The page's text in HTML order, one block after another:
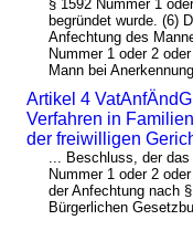
§ 1592 Nummer 1
begründet wurde. (6)
Anfechtung des
Nummer 1 oder 2 oder
Mann bei
Artikel 4
Verfahren in
der freiwilligen
... Beschluss, der
Nummer 1 oder 2 oder
der Anfechtung nach
Bürgerlichen